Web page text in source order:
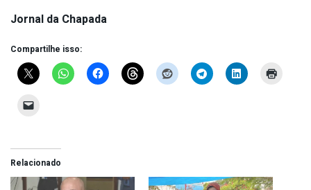
Jornal da Chapada
Compartilhe isso:
Relacionado